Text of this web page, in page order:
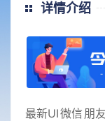
详情介绍
最新UI微信朋